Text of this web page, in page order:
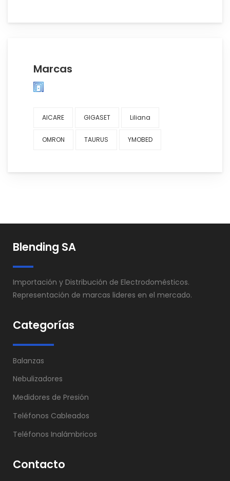
Marcas
AICARE GIGASET Liliana
OMRON TAURUS YMOBED
Blending SA
Importación y Distribución de Electrodomésticos.
Representación de marcas lideres en el mercado.
Categorías
Balanzas
Nebulizadores
Medidores de Presión
Teléfonos Cableados
Teléfonos Inalámbricos
Contacto